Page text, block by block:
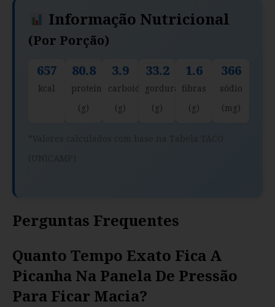
Informação Nutricional
(por Porção)
657
kcal
80.8
proteína
(g)
3.9
carboidratos
(g)
33.2
gorduras
(g)
1.6
fibras
(g)
366
sódio
(mg)
Perguntas Frequentes
Quanto Tempo Exato Fica A
Picanha Na Panela De Pressão
Para Ficar Macia?